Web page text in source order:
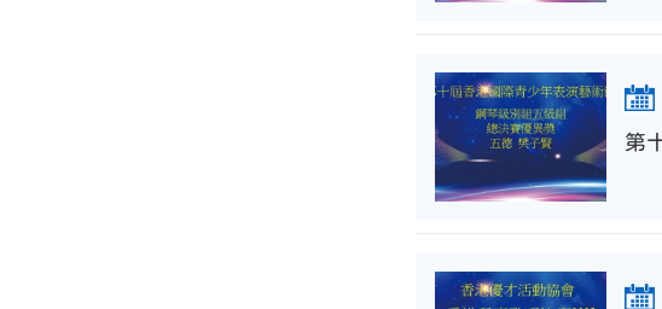
第